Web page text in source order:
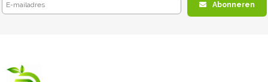
Abonneren